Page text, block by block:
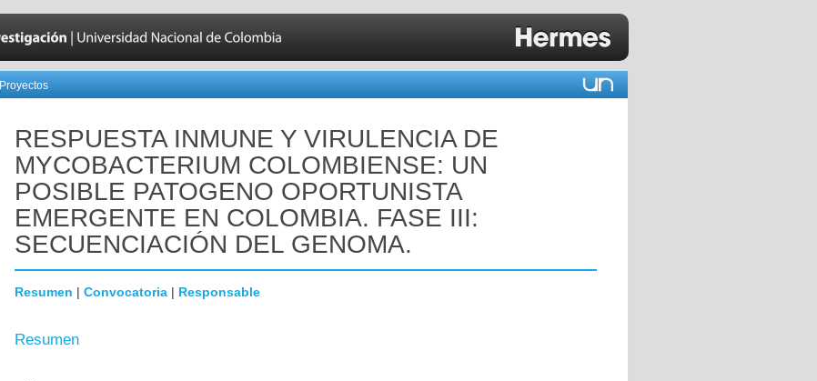
Proyectos
RESPUESTA INMUNE Y VIRULENCIA DE
MYCOBACTERIUM COLOMBIENSE: UN
POSIBLE PATOGENO OPORTUNISTA
EMERGENTE EN COLOMBIA. FASE III:
SECUENCIACIÓN DEL GENOMA.
Resumen | Convocatoria | Responsable
Resumen